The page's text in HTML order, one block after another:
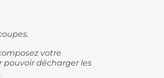
votre
pouvoir décharger les